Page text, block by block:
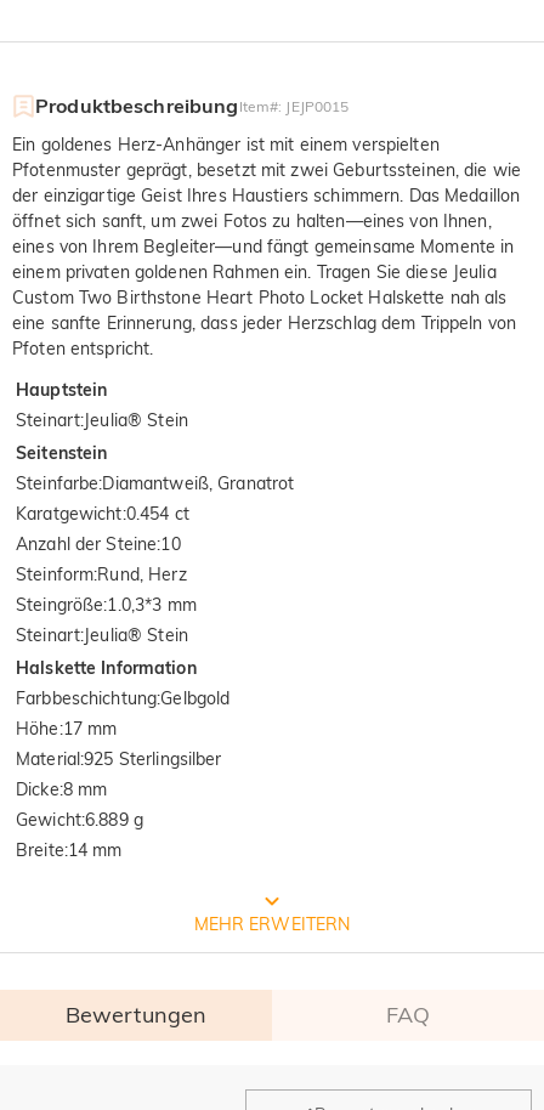
Produktbeschreibung Item#: JEJP0015
Ein goldenes Herz-Anhänger ist mit einem verspielten
Pfotenmuster geprägt, besetzt mit zwei Geburtssteinen, die wie
der einzigartige Geist Ihres Haustiers schimmern. Das Medaillon
öffnet sich sanft, um zwei Fotos zu halten—eines von Ihnen,
eines von Ihrem Begleiter—und fängt gemeinsame Momente in
einem privaten goldenen Rahmen ein. Tragen Sie diese Jeulia
Custom Two Birthstone Heart Photo Locket Halskette nah als
eine sanfte Erinnerung, dass jeder Herzschlag dem Trippeln von
Pfoten entspricht.
Hauptstein
Steinart:Jeulia® Stein
Seitenstein
Steinfarbe:Diamantweiß, Granatrot
Karatgewicht:0.454 ct
Anzahl der Steine:10
Steinform:Rund, Herz
Steingröße:1.0,3*3 mm
Steinart:Jeulia® Stein
Halskette Information
Farbbeschichtung:Gelbgold
Höhe:17 mm
Material:925 Sterlingsilber
Dicke:8 mm
Gewicht:6.889 g
Breite:14 mm
Prozess der Schmuckherstellung
MEHR ERWEITERN
Bewertungen FAQ